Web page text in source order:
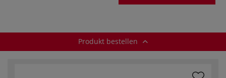
Produkt bestellen